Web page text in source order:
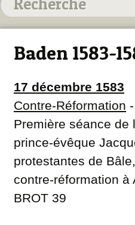
Baden 1583-
17 décembre 1583
Contre-Réformation
Première séance de
prince-évêque
protestantes de
contre-réformation à
BROT 39